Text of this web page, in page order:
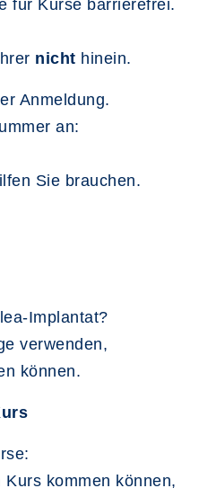
für Kurse barrierefrei.
nicht hinein.
Anmeldung.
an:
Sie brauchen.
Implantat?
verwenden,
können.
Kurs kommen können,